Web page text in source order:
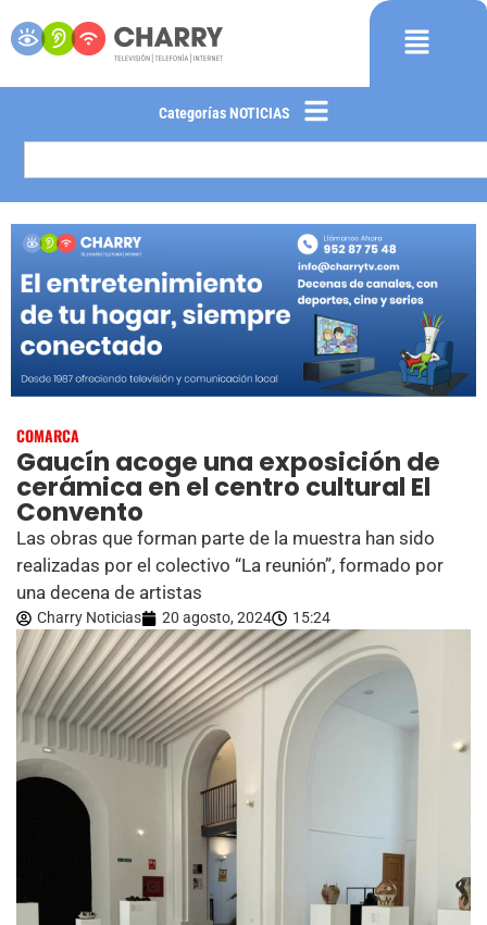
Categorías NOTICIAS
COMARCA
Gaucín acoge una exposición de
cerámica en el centro cultural El
Convento
Las obras que forman parte de la muestra han sido
realizadas por el colectivo “La reunión”, formado por
una decena de artistas
Charry Noticias 20 agosto, 2024 15:24